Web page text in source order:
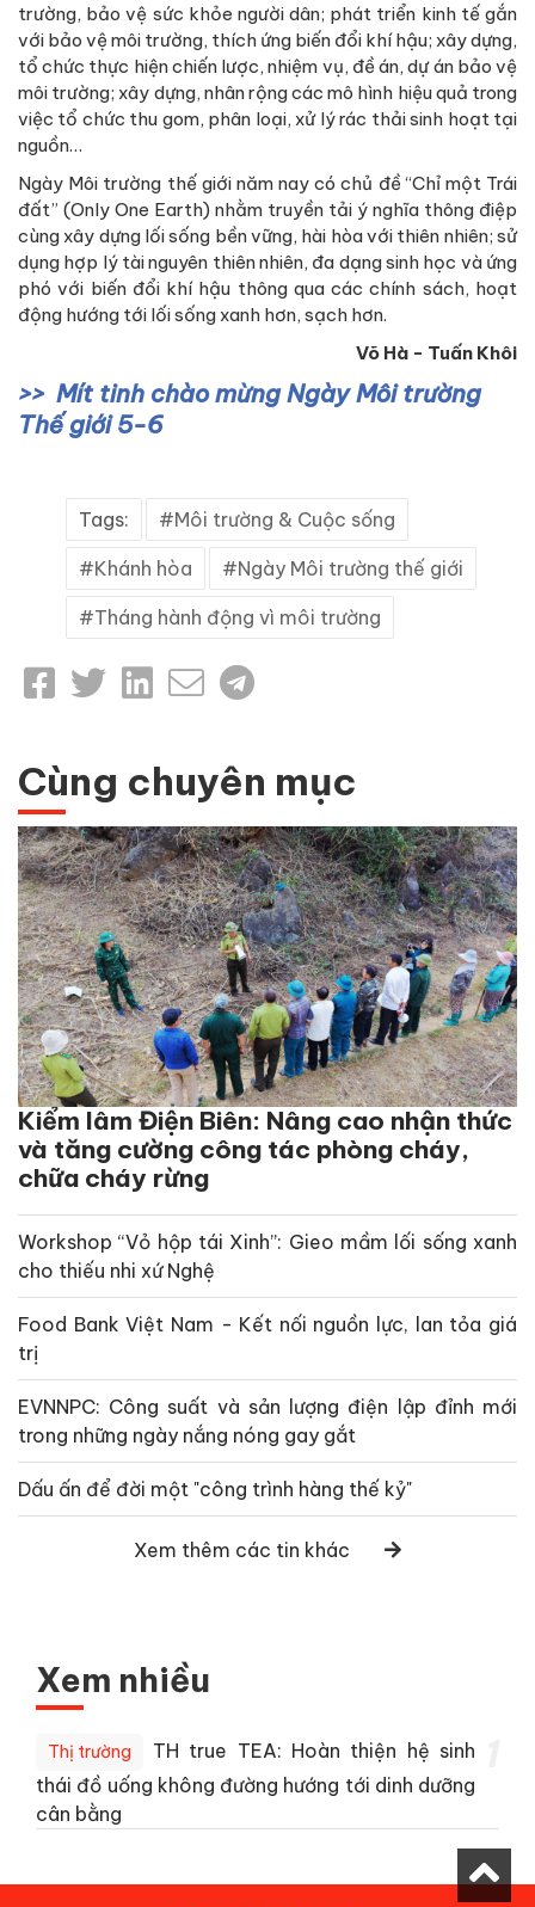
trường, bảo vệ sức khỏe người dân; phát triển kinh tế gắn
với bảo vệ môi trường, thích ứng biến đổi khí hậu; xây dựng,
tổ chức thực hiện chiến lược, nhiệm vụ, đề án, dự án bảo vệ
môi trường; xây dựng, nhân rộng các mô hình hiệu quả trong
việc tổ chức thu gom, phân loại, xử lý rác thải sinh hoạt tại
nguồn…
Ngày Môi trường thế giới năm nay có chủ đề “Chỉ một Trái
đất” (Only One Earth) nhằm truyền tải ý nghĩa thông điệp
cùng xây dựng lối sống bền vững, hài hòa với thiên nhiên; sử
dụng hợp lý tài nguyên thiên nhiên, đa dạng sinh học và ứng
phó với biến đổi khí hậu thông qua các chính sách, hoạt
động hướng tới lối sống xanh hơn, sạch hơn.
Võ Hà - Tuấn Khôi
Mít tinh chào mừng Ngày Môi trường
Thế giới 5-6
Tags: Môi trường & Cuộc sống
Khánh hòa Ngày Môi trường thế giới
Tháng hành động vì môi trường
Cùng chuyên mục
Kiểm lâm Điện Biên: Nâng cao nhận thức
và tăng cường công tác phòng cháy,
chữa cháy rừng
Workshop “Vỏ hộp tái Xinh”: Gieo mầm lối sống xanh
cho thiếu nhi xứ Nghệ
Food Bank Việt Nam - Kết nối nguồn lực, lan tỏa giá
trị
EVNNPC: Công suất và sản lượng điện lập đỉnh mới
trong những ngày nắng nóng gay gắt
Dấu ấn để đời một "công trình hàng thế kỷ"
Xem thêm các tin khác
Xem nhiều
Thị trường
TH true TEA: Hoàn thiện hệ sinh
thái đồ uống không đường hướng tới dinh dưỡng
cân bằng